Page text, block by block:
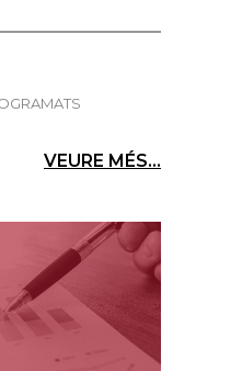
VEURE MÉS...